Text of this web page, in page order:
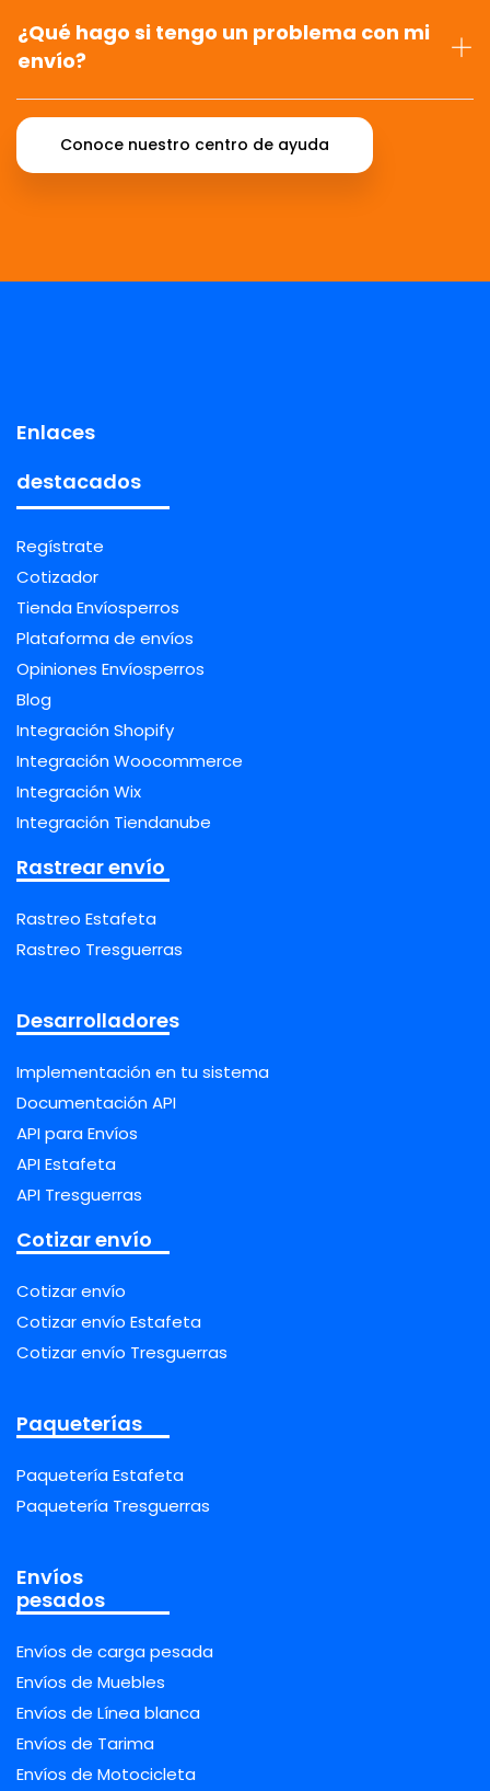
¿Qué hago si tengo un problema con mi
envío?
Conoce nuestro centro de ayuda
Enlaces
destacados
Regístrate
Cotizador
Tienda Envíosperros
Plataforma de envíos
Opiniones Envíosperros
Blog
Integración Shopify
Integración Woocommerce
Integración Wix
Integración Tiendanube
Rastrear envío
Rastreo Estafeta
Rastreo Tresguerras
Desarrolladores
Implementación en tu sistema
Documentación API
API para Envíos
API Estafeta
API Tresguerras
Cotizar envío
Cotizar envío
Cotizar envío Estafeta
Cotizar envío Tresguerras
Paqueterías
Paquetería Estafeta
Paquetería Tresguerras
Envíos
pesados
Envíos de carga pesada
Envíos de Muebles
Envíos de Línea blanca
Envíos de Tarima
Envíos de Motocicleta